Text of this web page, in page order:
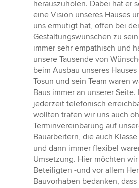
herauszuholen. Dabei hat er
eine Vision unseres Hauses
uns ermutigt hat, offen bei
Gestaltungswünschen zu
immer sehr empathisch und
unsere Tausende von
beim Ausbau unseres
Tosun und sein Team waren
Baus immer an unserer
jederzeit telefonisch
wollten trafen wir uns auch
Terminvereinbarung auf
Bauarbeitern, die auch
und dann immer flexibel
Umsetzung. Hier möchten
Beteiligten -und vor allem
Bauvorhaben bedanken,